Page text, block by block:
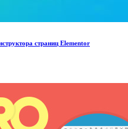
страниц Elementor